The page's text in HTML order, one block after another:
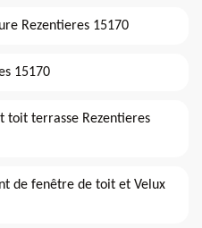
Rezentieres 15170
15170
toit terrasse Rezentieres
de fenêtre de toit et Velux